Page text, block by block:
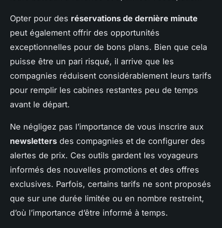
Opter pour des réservations de dernière minute
peut également offrir des opportunités
exceptionnelles pour de bons plans. Bien que cela
puisse être un pari risqué, il arrive que les
compagnies réduisent considérablement leurs tarifs
pour remplir les cabines restantes peu de temps
avant le départ.
Ne négligez pas l’importance de vous inscrire aux
newsletters des compagnies et de configurer des
alertes de prix. Ces outils gardent les voyageurs
informés des nouvelles promotions et des offres
exclusives. Parfois, certains tarifs ne sont proposés
que sur une durée limitée ou en nombre restreint,
d’où l’importance d’être informé à temps.